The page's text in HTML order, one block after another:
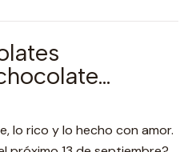
lo rico y lo hecho con amor.